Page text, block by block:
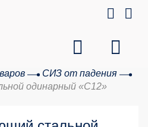
СИЗ от падения
одинарный «С12»